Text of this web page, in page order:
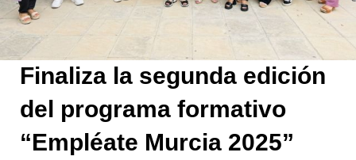
Finaliza la segunda edición
del programa formativo
“Empléate Murcia 2025”